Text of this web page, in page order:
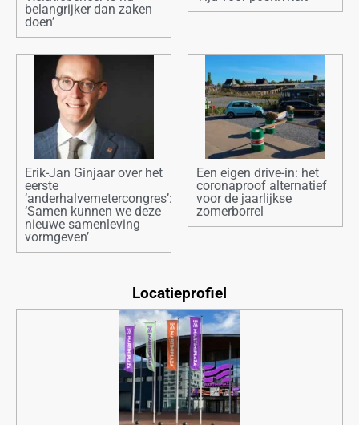
belangrijker dan zaken
doen’
Erik-Jan Ginjaar over het
eerste
‘anderhalvemetercongres’:
‘Samen kunnen we deze
nieuwe samenleving
vormgeven’
Een eigen drive-in: het
coronaproof alternatief
voor de jaarlijkse
zomerborrel
Locatieprofiel